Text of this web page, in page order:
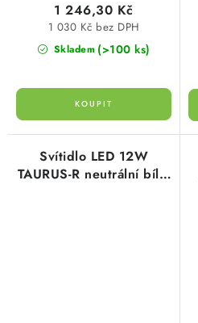
Skladem (>100 ks)
1 030 Kč bez DPH
1 246,30 Kč
Svítidlo LED 12W
TAURUS-R neutrální bílá,